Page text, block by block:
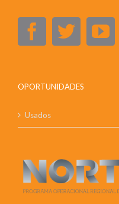
OPORTUNIDADES
Usados